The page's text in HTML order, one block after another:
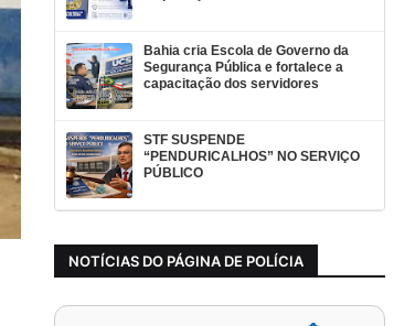
Bahia cria Escola de Governo da
Segurança Pública e fortalece a
capacitação dos servidores
STF SUSPENDE
“PENDURICALHOS” NO SERVIÇO
PÚBLICO
NOTÍCIAS DO PÁGINA DE POLÍCIA